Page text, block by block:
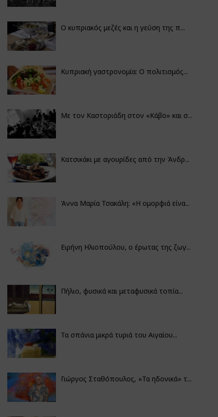
Ο κυπριακός μεζές και η γεύση της π...
Κυπριακή γαστρονομία: Ο πολιτισμός...
Με τον Καστοριάδη στον «Κάβο» και σ...
Κατσικάκι με αγουρίδες από την Άνδρ...
Άννα Μαρία Τσακάλη: «Η ομορφιά είνα...
Ειρήνη Ηλιοπούλου, ο έρωτας της ζωγ...
Πήλιο, φυσικά και μεταφυσικά τοπία...
Τα σπάνια μικρά τυριά του Αιγαίου...
Γιώργος Σταθόπουλος, «Τα ηδονικά» τ...